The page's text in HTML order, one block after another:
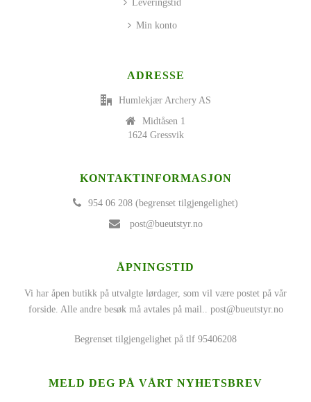
Leveringstid
Min konto
ADRESSE
Humlekjær Archery AS
Midtåsen 1
1624 Gressvik
KONTAKTINFORMASJON
954 06 208 (begrenset tilgjengelighet)
post@bueutstyr.no
ÅPNINGSTID
Vi har åpen butikk på utvalgte lørdager, som vil være postet på vår
forside. Alle andre besøk må avtales på mail.. post@bueutstyr.no
Begrenset tilgjengelighet på tlf 95406208
MELD DEG PÅ VÅRT NYHETSBREV